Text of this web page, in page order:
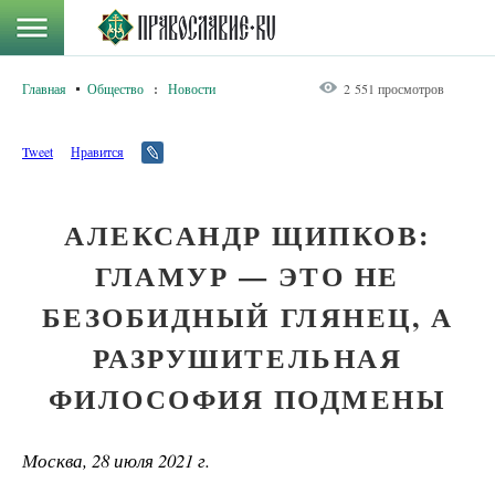
Главная Общество : Новости 2 551 просмотров
Tweet Нравится
АЛЕКСАНДР ЩИПКОВ:
ГЛАМУР — ЭТО НЕ
БЕЗОБИДНЫЙ ГЛЯНЕЦ, А
РАЗРУШИТЕЛЬНАЯ
ФИЛОСОФИЯ ПОДМЕНЫ
Москва, 28 июля 2021 г.